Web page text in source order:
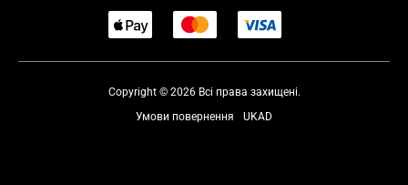
Copyright © 2026 Всі права захищені.
UKAD
Умови повернення